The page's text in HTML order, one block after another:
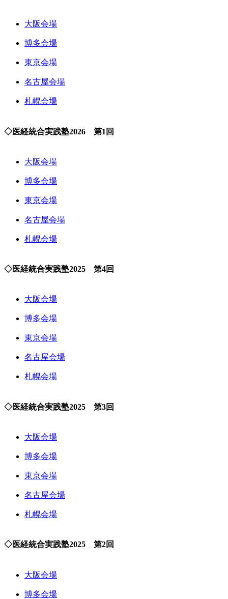
大阪会場
博多会場
東京会場
名古屋会場
札幌会場
◇医経統合実践塾2026 第1回
大阪会場
博多会場
東京会場
名古屋会場
札幌会場
◇医経統合実践塾2025 第4回
大阪会場
博多会場
東京会場
名古屋会場
札幌会場
◇医経統合実践塾2025 第3回
大阪会場
博多会場
東京会場
名古屋会場
札幌会場
◇医経統合実践塾2025 第2回
大阪会場
博多会場